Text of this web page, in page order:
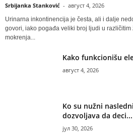
Srbijanka Stanković - август 4, 2026
Urinarna inkontinencija je česta, ali i dalje
govori, iako pogađa veliki broj ljudi u različitim
mokrenja...
Kako funkcionišu
август 4, 2026
Ko su nužni
dozvoljava da deci...
јул 30, 2026